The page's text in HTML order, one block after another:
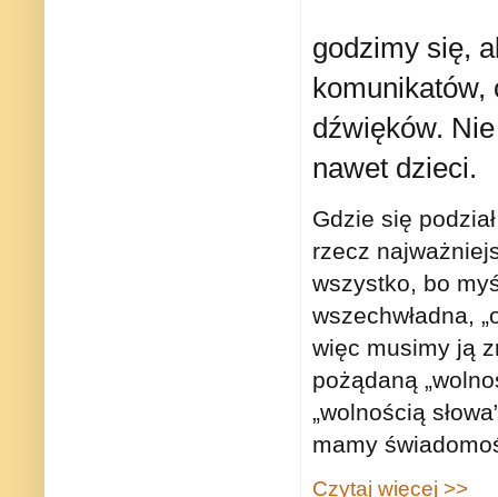
godzimy się,
komunikatów,
dźwięków.
nawet dzieci.
Gdzie się
rzecz
wszystko, bo
wszechwładna,
więc musimy ją
pożądaną
„wolnością
mamy
Czytaj więcej >>